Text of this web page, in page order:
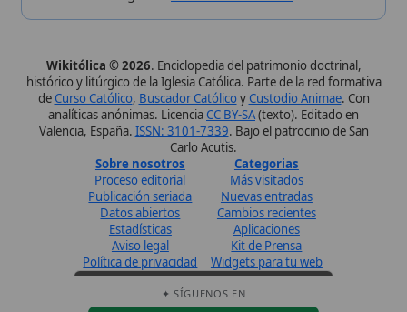
Perfil de Instagram
Síguenos · @wikitolica